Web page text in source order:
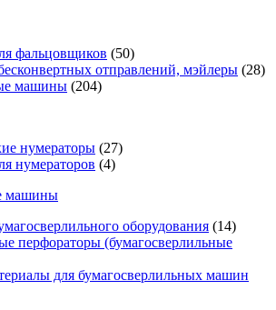
фальцовщиков (50)
отправлений, мэйлеры (28)
машины (204)
нумераторы (27)
нумераторов (4)
машины
оборудования (14)
перфораторы (бумагосверлильные
для бумагосверлильных машин